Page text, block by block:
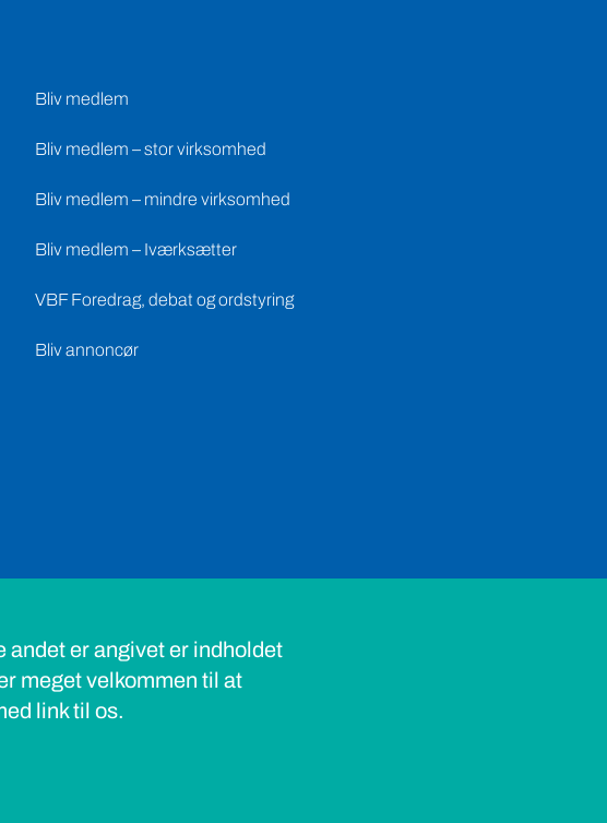
Bliv medlem
Bliv medlem – stor virksomhed
Bliv medlem – mindre virksomhed
Bliv medlem – Iværksætter
VBF Foredrag, debat og ordstyring
Bliv annoncør
andet er angivet er indholdet
meget velkommen til at
link til os.